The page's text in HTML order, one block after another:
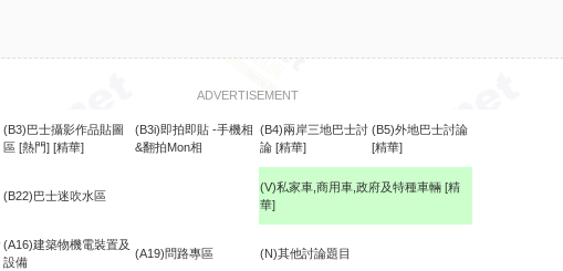
ADVERTISEMENT
(B3)巴士攝影作品貼圖
區 [熱門] [精華]
(B3i)即拍即貼 -手機相
&翻拍Mon相
(B4)兩岸三地巴士討
論 [精華]
(B5)外地巴士討論
[精華]
(B22)巴士迷吹水區
(V)私家車,商用車,政府及特種車輛 [精
華]
(A16)建築物機電裝置及
設備
(A19)問路專區 (N)其他討論題目